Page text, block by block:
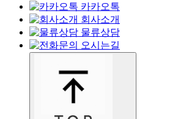
카카오톡
회사소개
물류상담
오시는길